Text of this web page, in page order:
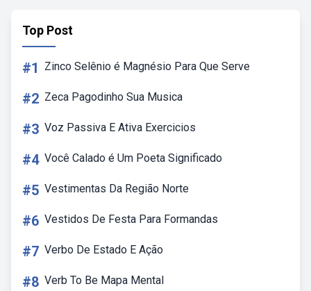
Top Post
#1 Zinco Selênio é Magnésio Para Que Serve
#2 Zeca Pagodinho Sua Musica
#3 Voz Passiva E Ativa Exercicios
#4 Você Calado é Um Poeta Significado
#5 Vestimentas Da Região Norte
#6 Vestidos De Festa Para Formandas
#7 Verbo De Estado E Ação
#8 Verb To Be Mapa Mental